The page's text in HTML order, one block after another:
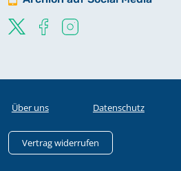
Über uns Datenschutz
Vertrag widerrufen